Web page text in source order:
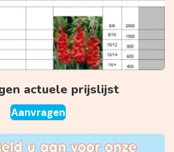
actuele prijslijst
Aanvragen